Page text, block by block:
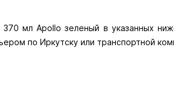
мл Apollo зеленый в указанных
по Иркутску или транспортной